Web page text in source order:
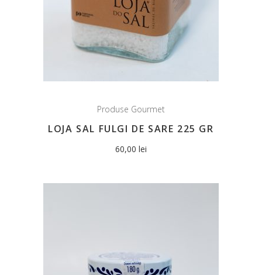
Produse Gourmet
LOJA SAL FULGI DE SARE 225 GR
60,00 lei